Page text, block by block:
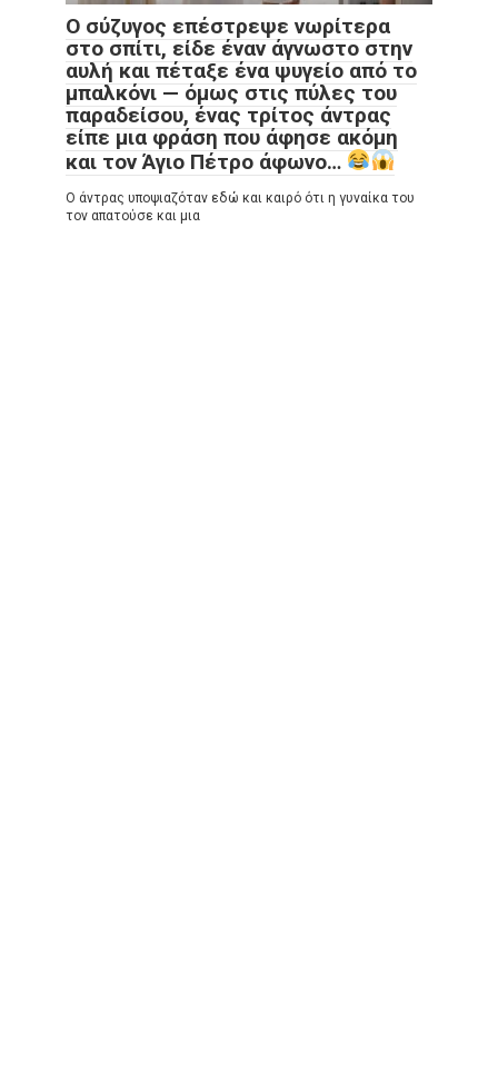
Ο σύζυγος επέστρεψε νωρίτερα
στο σπίτι, είδε έναν άγνωστο στην
αυλή και πέταξε ένα ψυγείο από το
μπαλκόνι — όμως στις πύλες του
παραδείσου, ένας τρίτος άντρας
είπε μια φράση που άφησε ακόμη
και τον Άγιο Πέτρο άφωνο…
Ο άντρας υποψιαζόταν εδώ και καιρό ότι η γυναίκα του
τον απατούσε και μια